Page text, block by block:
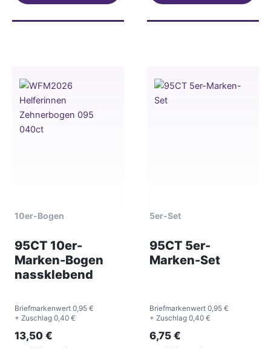
10er-Bogen
95CT 10er-
Marken-Bogen
nassklebend
Briefmarkenwert 0,95 €
+ Zuschlag 0,40 €
13,50 €
5er-Set
95CT 5er-
Marken-Set
Briefmarkenwert 0,95 €
+ Zuschlag 0,40 €
6,75 €